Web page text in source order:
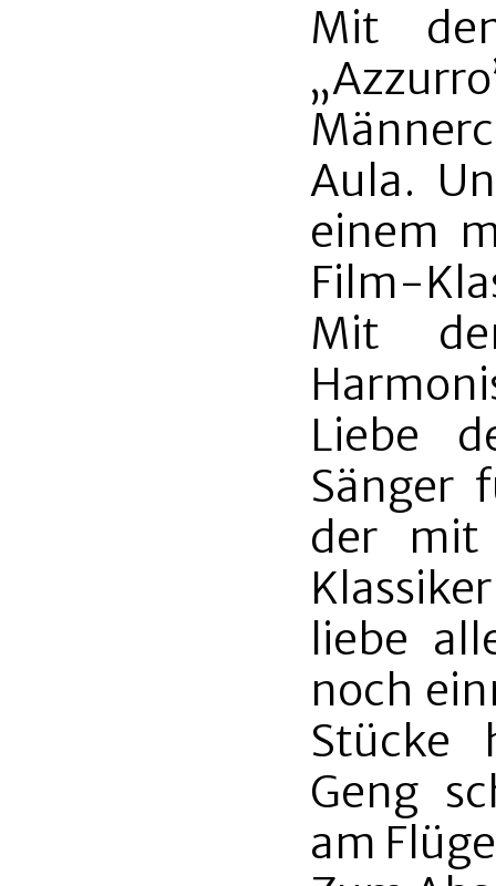
Mit
Aula.
einem
Film-
Mit
Liebe
Sänger
der mit
liebe
noch
Stücke
Geng
am